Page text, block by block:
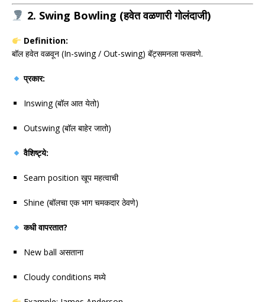
2. Swing Bowling (हवेत वळणारी गोलंदाजी)
Definition:
बॉल हवेत वळवून (In-swing / Out-swing) बॅट्समनला फसवणे.
प्रकार:
Inswing (बॉल आत येतो)
Outswing (बॉल बाहेर जातो)
वैशिष्ट्ये:
Seam position खूप महत्वाची
Shine (बॉलचा एक भाग चमकदार ठेवणे)
कधी वापरतात?
New ball असताना
Cloudy conditions मध्ये